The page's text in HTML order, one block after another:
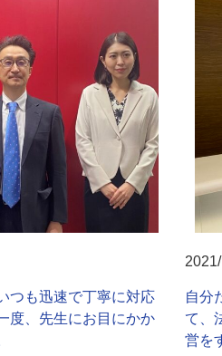
つも迅速で丁寧に対応
度、先生にお目にかか
自分
て、
営を